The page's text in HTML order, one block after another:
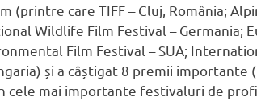
care TIFF – Cluj, România;
Wildlife Film Festival – Germania;
Film Festival – SUA;
și a câștigat 8 premii importante
cele mai importante festivaluri de